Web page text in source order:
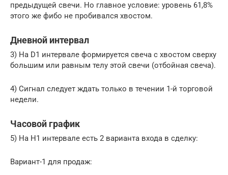
предыдущей свечи. Но главное условие: уровень 61,8%
этого же фибо не пробивался хвостом.
Дневной интервал
3) На D1 интервале формируется свеча с хвостом сверху
большим или равным телу этой свечи (отбойная свеча).
4) Cигнал следует ждать только в течении 1-й торговой
недели.
Часовой график
5) На H1 интервале есть 2 варианта входа в сделку:
Вариант-1 для продаж: